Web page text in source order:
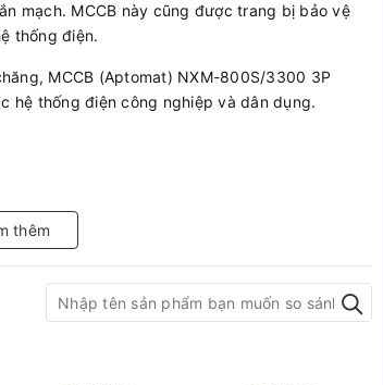
mạch. MCCB này cũng được trang bị bảo vệ
thống điện.
MCCB (Aptomat) NXM-800S/3300 3P
hệ thống điện công nghiệp và dân dụng.
thêm